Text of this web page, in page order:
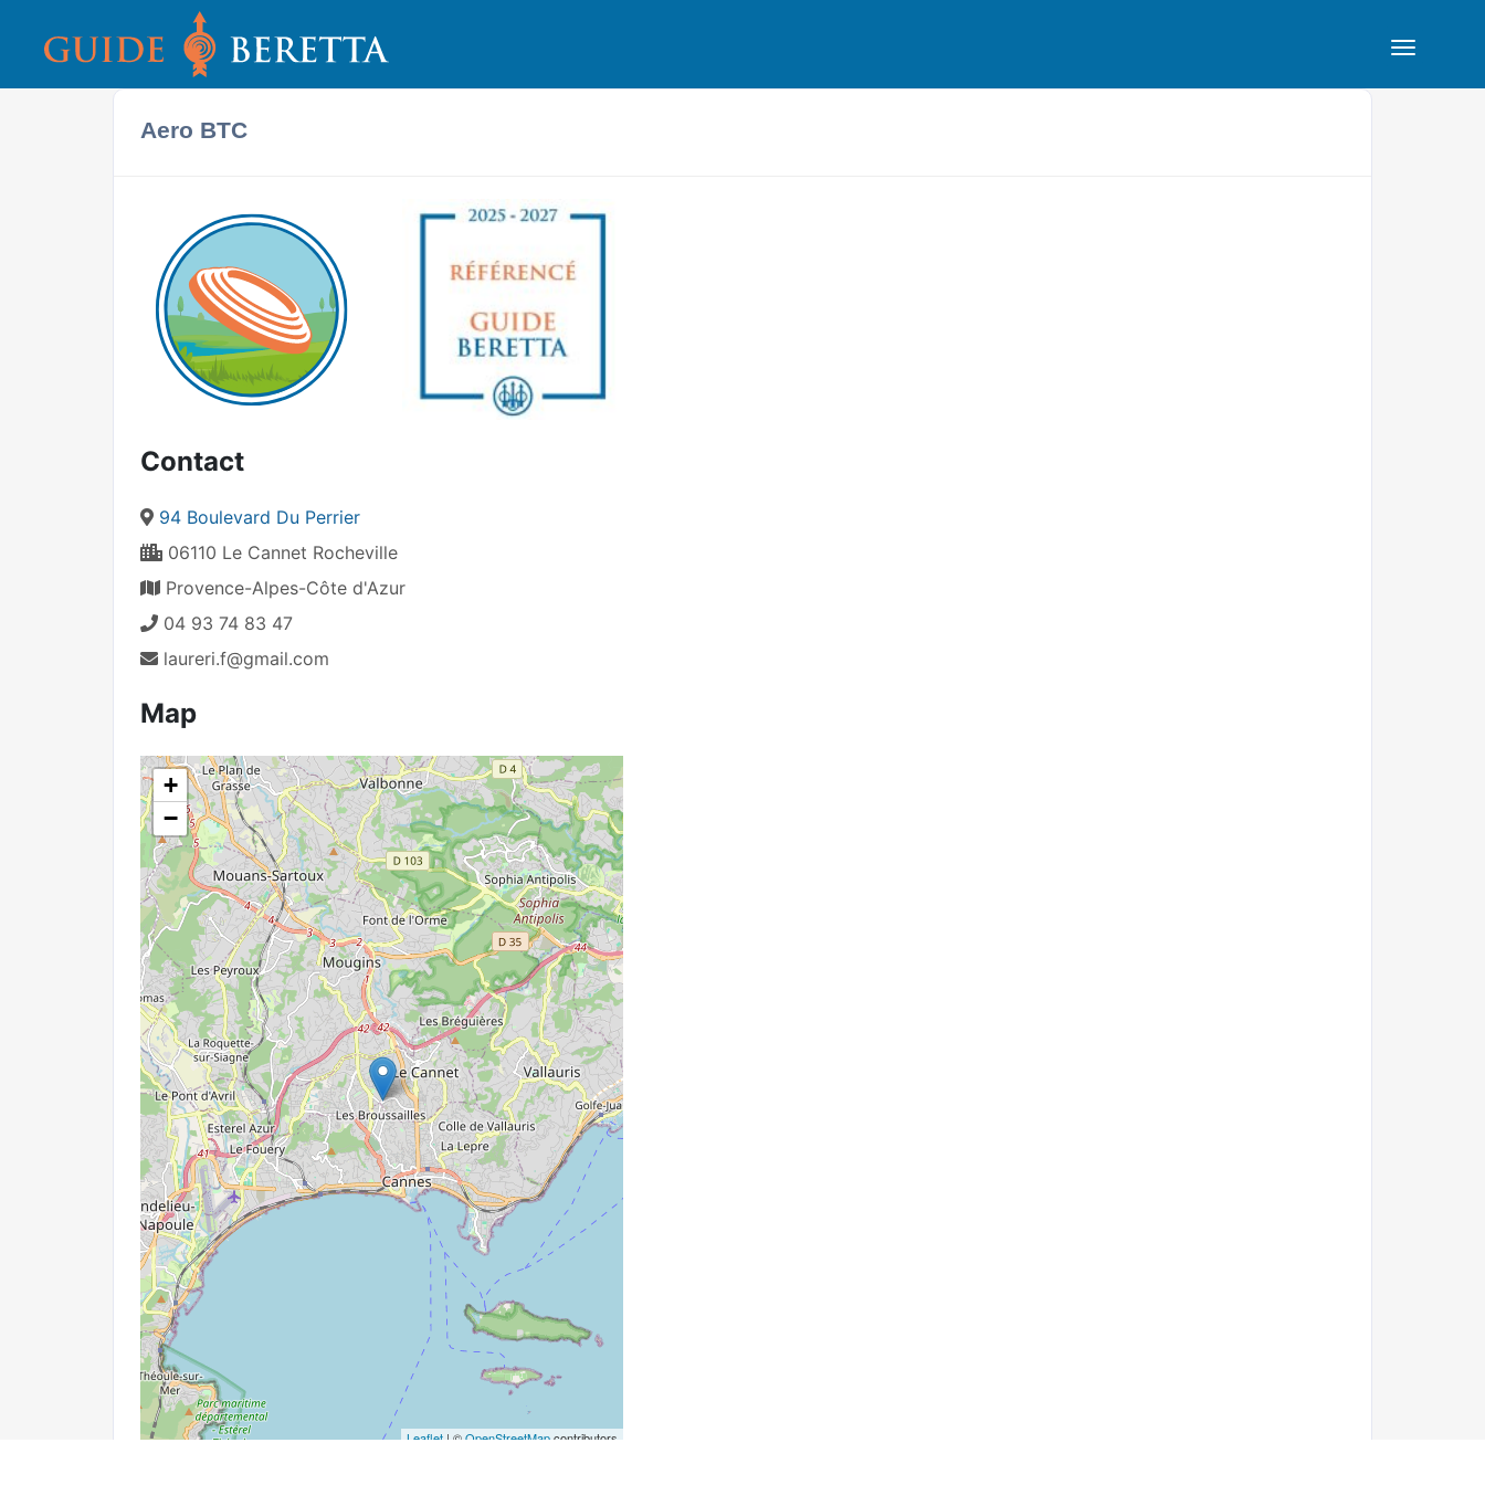
Aero BTC
Contact
94 Boulevard Du Perrier
06110 Le Cannet Rocheville
Provence-Alpes-Côte d'Azur
04 93 74 83 47
laureri.f@gmail.com
Map
+
−
Leaflet| ©OpenStreetMapcontributors